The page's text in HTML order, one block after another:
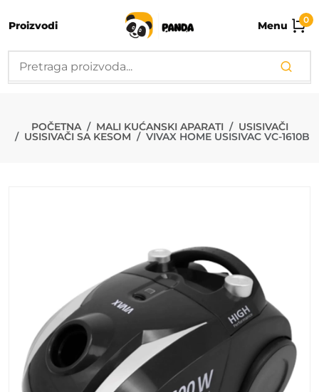
Proizvodi Menu 0
VIVAX HOME
POČETNA MALI KUĆANSKI APARATI USISIVAČI
USISIVAČI SA KESOM VIVAX HOME USISIVAC VC-1610B